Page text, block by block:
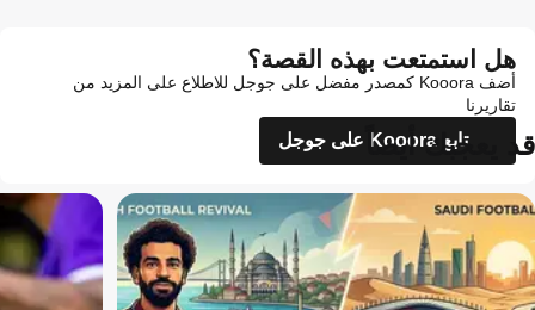
هل استمتعت بهذه القصة؟
أضف Kooora كمصدر مفضل على جوجل للاطلاع على المزيد من
تقاريرنا
تابع Kooora على جوجل
قد يعجبك أيضاً